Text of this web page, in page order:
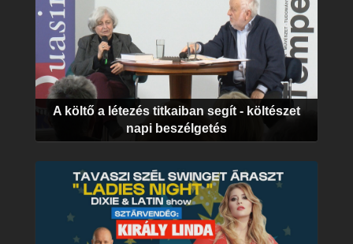
A költő a létezés titkaiban segít - költészet
napi beszélgetés